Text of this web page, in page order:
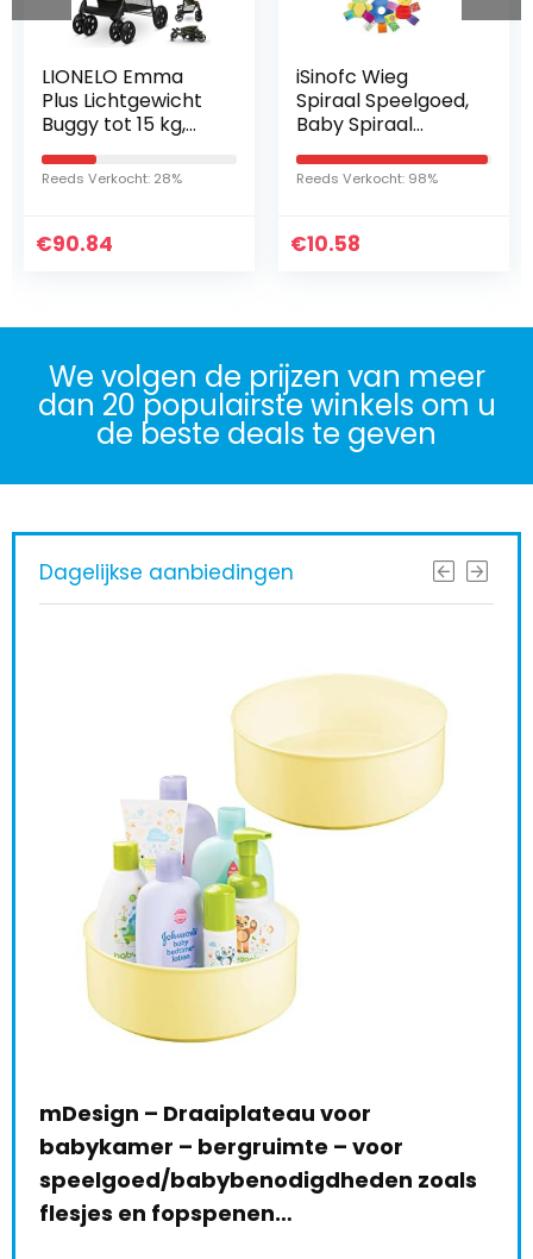
LIONELO Emma
Plus Lichtgewicht
Buggy tot 15 kg,
Kinderwagen van
ca. 6 maanden tot
met 5-punts…
Reeds Verkocht: 28%
€90.84
iSinofc Wieg
Spiraal Speelgoed,
Baby Spiraal
Activiteit
Hangende
Speelgoed Baby
Reeds Verkocht: 98%
€10.58
We volgen de prijzen van meer
dan 20 populairste winkels om u
de beste deals te geven
Dagelijkse aanbiedingen
mDesign – Draaiplateau voor
babykamer – bergruimte – voor
speelgoed/babybenodigdheden zoals
flesjes en fopspenen…